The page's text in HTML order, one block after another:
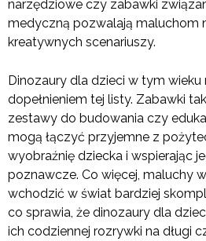
narzędziowe czy zabawki
medyczną pozwalają maluchom
kreatywnych scenariuszy.
Dinozaury dla dzieci w tym
dopełnieniem tej listy. Zabawki
zestawy do budowania czy
mogą łączyć przyjemne z
wyobraźnię dziecka i wspierając
poznawcze. Co więcej, maluchy
wchodzić w świat bardziej
co sprawia, że dinozaury dla
ich codziennej rozrywki na długi